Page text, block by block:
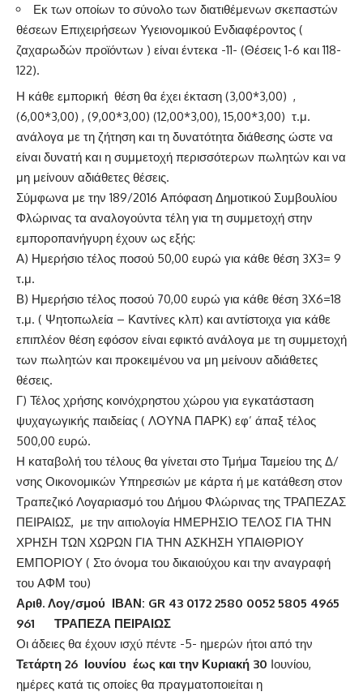
Εκ των οποίων το σύνολο των διατιθέμενων σκεπαστών
θέσεων Επιχειρήσεων Υγειονομικού Ενδιαφέροντος (
ζαχαρωδών προϊόντων ) είναι έντεκα -11- (Θέσεις 1-6 και 118-
122).
Η κάθε εμπορική θέση θα έχει έκταση (3,00*3,00) ,
(6,00*3,00) , (9,00*3,00) (12,00*3,00), 15,00*3,00) τ.μ.
ανάλογα με τη ζήτηση και τη δυνατότητα διάθεσης ώστε να
είναι δυνατή και η συμμετοχή περισσότερων πωλητών και να
μη μείνουν αδιάθετες θέσεις.
Σύμφωνα με την 189/2016 Απόφαση Δημοτικού Συμβουλίου
Φλώρινας τα αναλογούντα τέλη για τη συμμετοχή στην
εμποροπανήγυρη έχουν ως εξής:
Α) Ημερήσιο τέλος ποσού 50,00 ευρώ για κάθε θέση 3Χ3= 9
τ.μ.
Β) Ημερήσιο τέλος ποσού 70,00 ευρώ για κάθε θέση 3Χ6=18
τ.μ. ( Ψητοπωλεία – Καντίνες κλπ) και αντίστοιχα για κάθε
επιπλέον θέση εφόσον είναι εφικτό ανάλογα με τη συμμετοχή
των πωλητών και προκειμένου να μη μείνουν αδιάθετες
θέσεις.
Γ) Τέλος χρήσης κοινόχρηστου χώρου για εγκατάσταση
ψυχαγωγικής παιδείας ( ΛΟΥΝΑ ΠΑΡΚ) εφ’ άπαξ τέλος
500,00 ευρώ.
Η καταβολή του τέλους θα γίνεται στο Τμήμα Ταμείου της Δ/
νσης Οικονομικών Υπηρεσιών με κάρτα ή με κατάθεση στον
Τραπεζικό Λογαριασμό του Δήμου Φλώρινας της ΤΡΑΠΕΖΑΣ
ΠΕΙΡΑΙΩΣ, με την αιτιολογία ΗΜΕΡΗΣΙΟ ΤΕΛΟΣ ΓΙΑ ΤΗΝ
ΧΡΗΣΗ ΤΩΝ ΧΩΡΩΝ ΓΙΑ ΤΗΝ ΑΣΚΗΣΗ ΥΠΑΙΘΡΙΟΥ
ΕΜΠΟΡΙΟΥ ( Στο όνομα του δικαιούχου και την αναγραφή
του ΑΦΜ του)
Αριθ. Λογ/σμού ΙΒΑΝ: GR 43 0172 2580 0052 5805 4965
961 ΤΡΑΠΕΖΑ ΠΕΙΡΑΙΩΣ
Οι άδειες θα έχουν ισχύ πέντε -5- ημερών ήτοι από την
Τετάρτη 26 Ιουνίου έως και την Κυριακή 30 Ιουνίου,
ημέρες κατά τις οποίες θα πραγματοποιείται η